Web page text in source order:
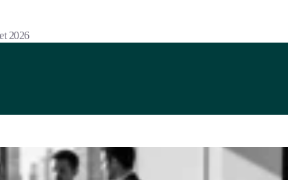
2026